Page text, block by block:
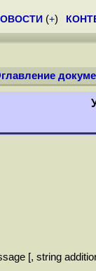
(+)
[, string